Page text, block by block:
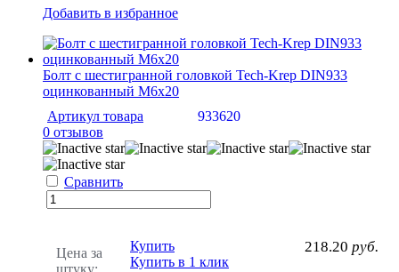
Добавить в избранное
Болт с шестигранной головкой Tech-Krep DIN933
оцинкованный М6х20
Артикул товара
933620
0 отзывов
Сравнить
Цена за
штуку:
218.20 руб.
Купить
Купить в 1 клик